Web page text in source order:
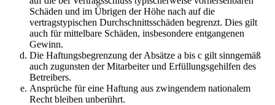
Schäden und im Übrigen der Höhe nach auf die
vertragstypischen Durchschnittsschäden begrenzt. Dies gilt
auch für mittelbare Schäden, insbesondere entgangenen
Gewinn.
Die Haftungsbegrenzung der Absätze a bis c gilt sinngemäß
auch zugunsten der Mitarbeiter und Erfüllungsgehilfen des
Betreibers.
Ansprüche für eine Haftung aus zwingendem nationalem
Recht bleiben unberührt.